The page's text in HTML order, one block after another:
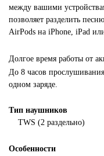
между вашими
позволяет разделить
AirPods на iPhone, iPad
Долгое время работы от
До 8 часов
одном заряде.
Тип наушников
TWS (2 раздельно)
Особенности